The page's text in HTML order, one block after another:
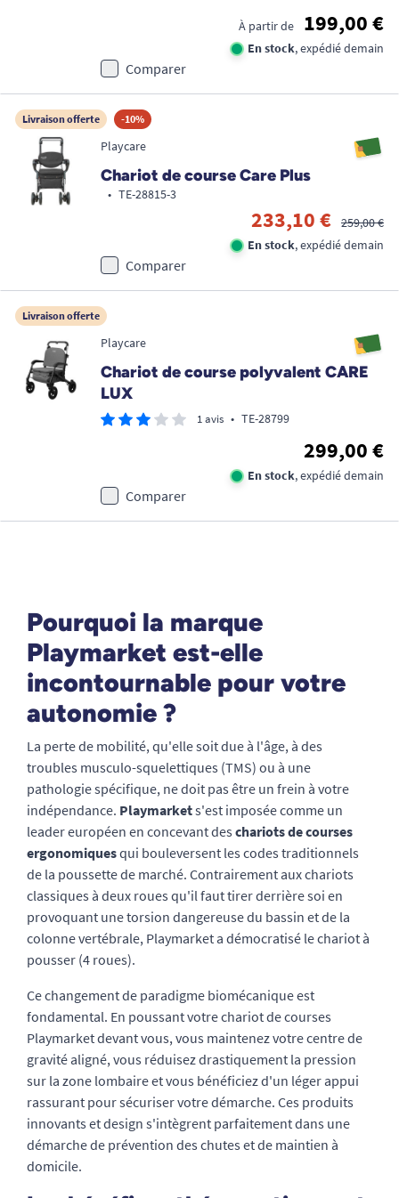
À partir de 199,00 €
En stock, expédié demain
Comparer
Livraison offerte -10%
Playcare
Chariot de course Care Plus
• TE-28815-3
233,10 €
259,00 €
En stock, expédié demain
Comparer
Livraison offerte
Playcare
Chariot de course polyvalent CARE
LUX
1 avis • TE-28799
299,00 €
En stock, expédié demain
Comparer
Pourquoi la marque
Playmarket est-elle
incontournable pour votre
autonomie ?
La perte de mobilité, qu'elle soit due à l'âge, à des
troubles musculo-squelettiques (TMS) ou à une
pathologie spécifique, ne doit pas être un frein à votre
indépendance. Playmarkets'est imposée comme un
leader européen en concevant des chariots de courses
ergonomiquesqui bouleversent les codes traditionnels
de la poussette de marché. Contrairement aux chariots
classiques à deux roues qu'il faut tirer derrière soi en
provoquant une torsion dangereuse du bassin et de la
colonne vertébrale, Playmarket a démocratisé le chariot à
pousser (4 roues).
Ce changement de paradigme biomécanique est
fondamental. En poussant votre chariot de courses
Playmarket devant vous, vous maintenez votre centre de
gravité aligné, vous réduisez drastiquement la pression
sur la zone lombaire et vous bénéficiez d'un léger appui
rassurant pour sécuriser votre démarche. Ces produits
innovants et design s'intègrent parfaitement dans une
démarche de prévention des chutes et de maintien à
domicile.